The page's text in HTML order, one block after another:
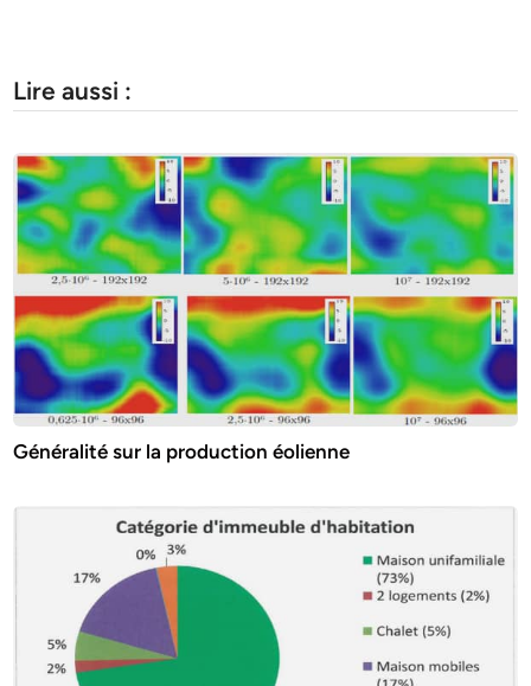
Lire aussi :
Généralité sur la production éolienne